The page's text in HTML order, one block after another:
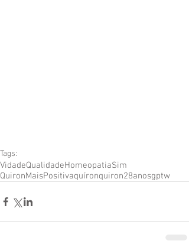
Tags:
VidadeQualidadeHomeopatiaSim
QuironMaisPositivaquíronquiron28anosgptw